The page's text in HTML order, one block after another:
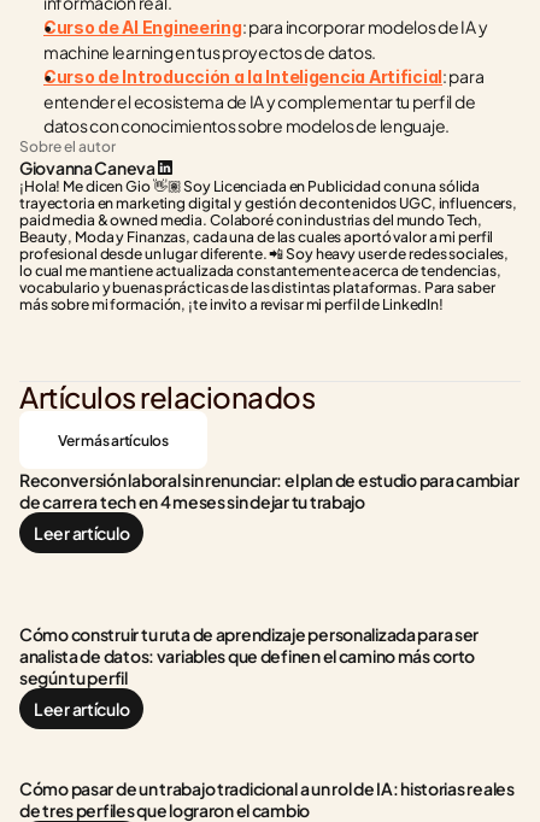
Curso de AI Engineering: para incorporar modelos de IA y
machine learning en tus proyectos de datos.
Curso de Introducción a la Inteligencia Artificial: para
entender el ecosistema de IA y complementar tu perfil de
datos con conocimientos sobre modelos de lenguaje.
Sobre el autor
Giovanna Caneva
¡Hola! Me dicen Gio 👋🏽 Soy Licenciada en Publicidad con una sólida
trayectoria en marketing digital y gestión de contenidos UGC, influencers,
paid media & owned media. Colaboré con industrias del mundo Tech,
Beauty, Moda y Finanzas, cada una de las cuales aportó valor a mi perfil
profesional desde un lugar diferente. 📲 Soy heavy user de redes sociales,
lo cual me mantiene actualizada constantemente acerca de tendencias,
vocabulario y buenas prácticas de las distintas plataformas. Para saber
más sobre mi formación, ¡te invito a revisar mi perfil de LinkedIn!
Artículos relacionados
Ver más artículos
Reconversión laboral sin renunciar: el plan de estudio para cambiar
de carrera tech en 4 meses sin dejar tu trabajo
Leer artículo
Cómo construir tu ruta de aprendizaje personalizada para ser
analista de datos: variables que definen el camino más corto
según tu perfil
Leer artículo
Cómo pasar de un trabajo tradicional a un rol de IA: historias reales
de tres perfiles que lograron el cambio